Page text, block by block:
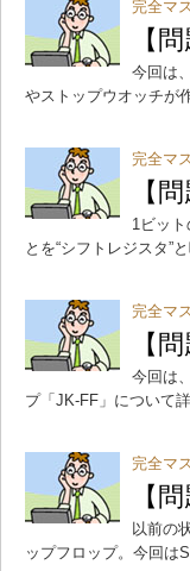
完全マ
【
今回は
やストップウオッチが
完全マ
【
1ビッ
とを“シフトレジスタ”と
完全マ
【
今回は
プ「JK-FF」について
完全マ
【
以前の
ップフロップ。今回は